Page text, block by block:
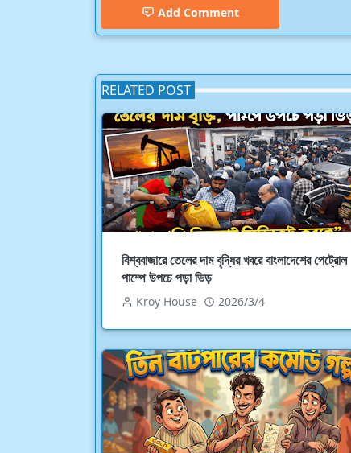
Add Comment
RELATED POST
বিশ্ববাজারে তেলের দাম বৃদ্ধির খবরে বাংলাদেশের পেট্রোল
পাম্পে উপচে পড়া ভিড়
Kroy House 2026/3/4